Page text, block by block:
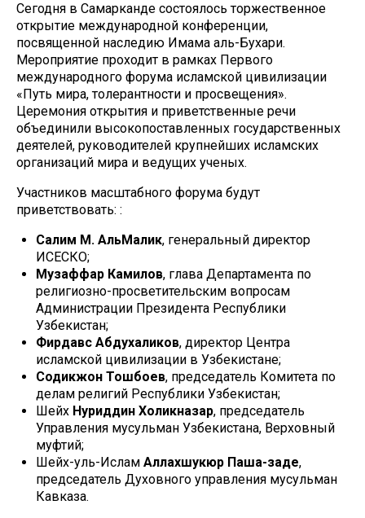
Сегодня в Самарканде состоялось торжественное
открытие международной конференции,
посвященной наследию Имама аль-Бухари.
Мероприятие проходит в рамках Первого
международного форума исламской цивилизации
«Путь мира, толерантности и просвещения».
Церемония открытия и приветственные речи
объединили высокопоставленных государственных
деятелей, руководителей крупнейших исламских
организаций мира и ведущих ученых.
Участников масштабного форума будут
приветствовать: :
Салим М. АльМалик, генеральный директор
ИСЕСКО;
Музаффар Камилов, глава Департамента по
религиозно-просветительским вопросам
Администрации Президента Республики
Узбекистан;
Фирдавс Абдухаликов, директор Центра
исламской цивилизации в Узбекистане;
Содикжон Тошбоев, председатель Комитета по
делам религий Республики Узбекистан;
Шейх Нуриддин Холикназар, председатель
Управления мусульман Узбекистана, Верховный
муфтий;
Шейх-уль-Ислам Аллахшукюр Паша-заде,
председатель Духовного управления мусульман
Кавказа.